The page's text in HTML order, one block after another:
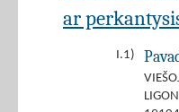
ar
I.1)